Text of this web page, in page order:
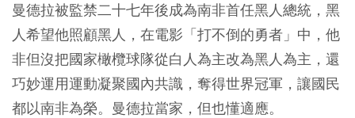
曼德拉被監禁二十七年後成為南非首任黑人總統，黑
人希望他照顧黑人，在電影「打不倒的勇者」中，他
非但沒把國家橄欖球隊從白人為主改為黑人為主，還
巧妙運用運動凝聚國內共識，奪得世界冠軍，讓國民
都以南非為榮。曼德拉當家，但也懂適應。